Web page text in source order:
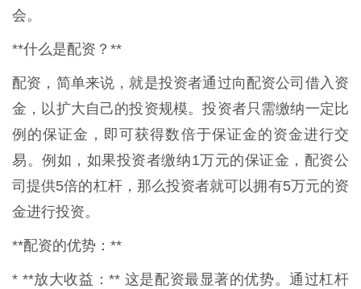
会。
**什么是配资？**
配资，简单来说，就是投资者通过向配资公司借入资
金，以扩大自己的投资规模。投资者只需缴纳一定比
例的保证金，即可获得数倍于保证金的资金进行交
易。例如，如果投资者缴纳1万元的保证金，配资公
司提供5倍的杠杆，那么投资者就可以拥有5万元的资
金进行投资。
**配资的优势：**
* **放大收益：** 这是配资最显著的优势。通过杠杆